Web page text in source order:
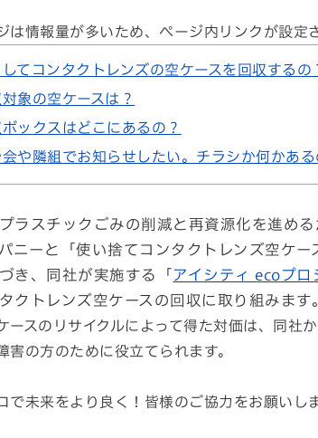
は情報量が多いため、ページ内リンクが設定
してコンタクトレンズの空ケースを回収するの
対象の空ケースは？
ボックスはどこにあるの？
会や隣組でお知らせしたい。チラシか何かある
ラスチックごみの削減と再資源化を進め
ニーと「使い捨てコンタクトレンズ空ケ
き、同社が実施する「アイシティ ecoプロ
クトレンズ空ケースの回収に取り組みます
ースのリサイクルによって得た対価は、同社
害の方のために役立てられます。
で未来をより良く！皆様のご協力をお願いし